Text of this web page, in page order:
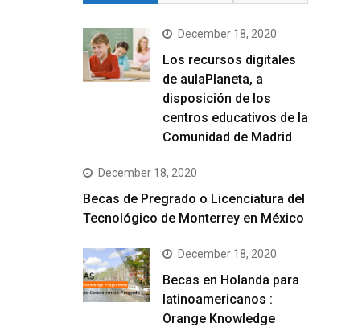
December 18, 2020
Los recursos digitales
de aulaPlaneta, a
disposición de los
centros educativos de la
Comunidad de Madrid
December 18, 2020
Becas de Pregrado o Licenciatura del
Tecnológico de Monterrey en México
December 18, 2020
Becas en Holanda para
latinoamericanos :
Orange Knowledge